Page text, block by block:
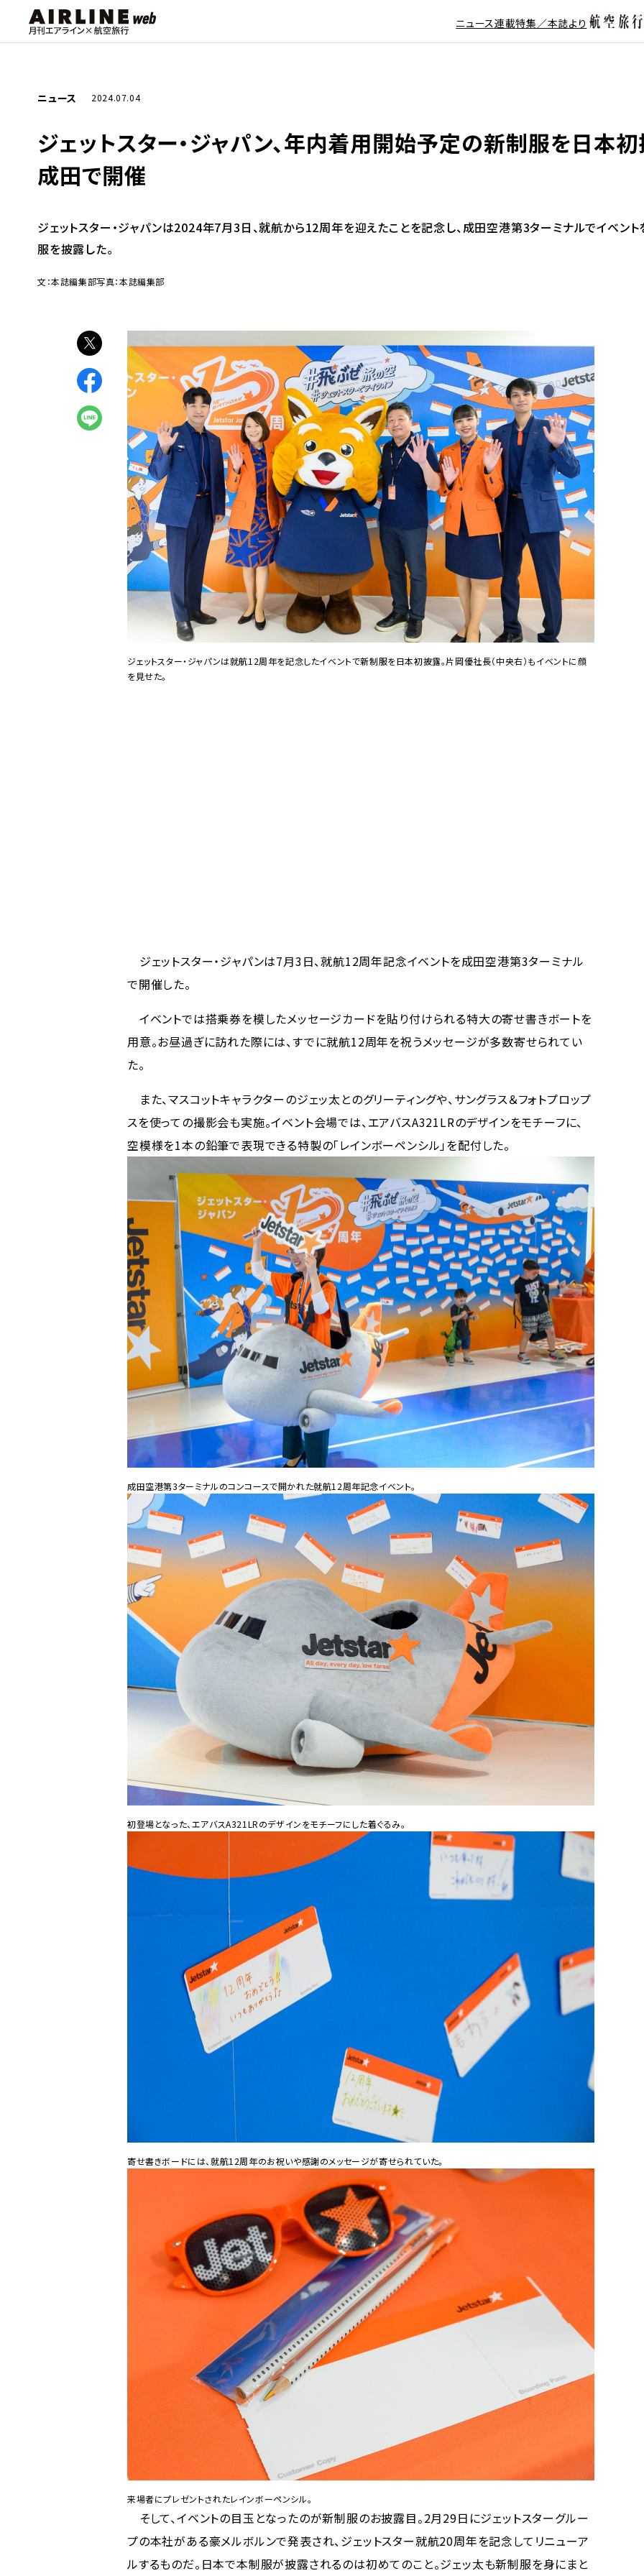
ニュース連載特集／本誌より
ニュース 2024.07.04
ジェットスター・ジャパン、年内着用開始予定の新制服を日本
成田で開催
ジェットスター・ジャパンは2024年7月3日、就航から12周年を迎えたことを記念し、成田空港第3ターミナルでイベン
服を披露した。
文：本誌編集部写真：本誌編集部
ジェットスター・ジャパンは就航12周年を記念したイベントで新制服を日本初披露。片岡優社長（中央右）もイベントに顔
を見せた。
ジェットスター・ジャパンは7月3日、就航12周年記念イベントを成田空港第3ターミナル
で開催した。
イベントでは搭乗券を模したメッセージカードを貼り付けられる特大の寄せ書きボートを
用意。お昼過ぎに訪れた際には、すでに就航12周年を祝うメッセージが多数寄せられてい
た。
また、マスコットキャラクターのジェッ太とのグリーティングや、サングラス＆フォトプロップ
スを使っての撮影会も実施。イベント会場では、エアバスA321LRのデザインをモチーフに、
空模様を1本の鉛筆で表現できる特製の「レインボーペンシル」を配付した。
成田空港第3ターミナルのコンコースで開かれた就航12周年記念イベント。
初登場となった、エアバスA321LRのデザインをモチーフにした着ぐるみ。
寄せ書きボードには、就航12周年のお祝いや感謝のメッセージが寄せられていた。
来場者にプレゼントされたレインボーペンシル。
そして、イベントの目玉となったのが新制服のお披露目。2月29日にジェットスターグルー
プの本社がある豪メルボルンで発表され、ジェットスター就航20周年を記念してリニューア
ルするものだ。日本で本制服が披露されるのは初めてのこと。ジェッ太も新制服を身にまと